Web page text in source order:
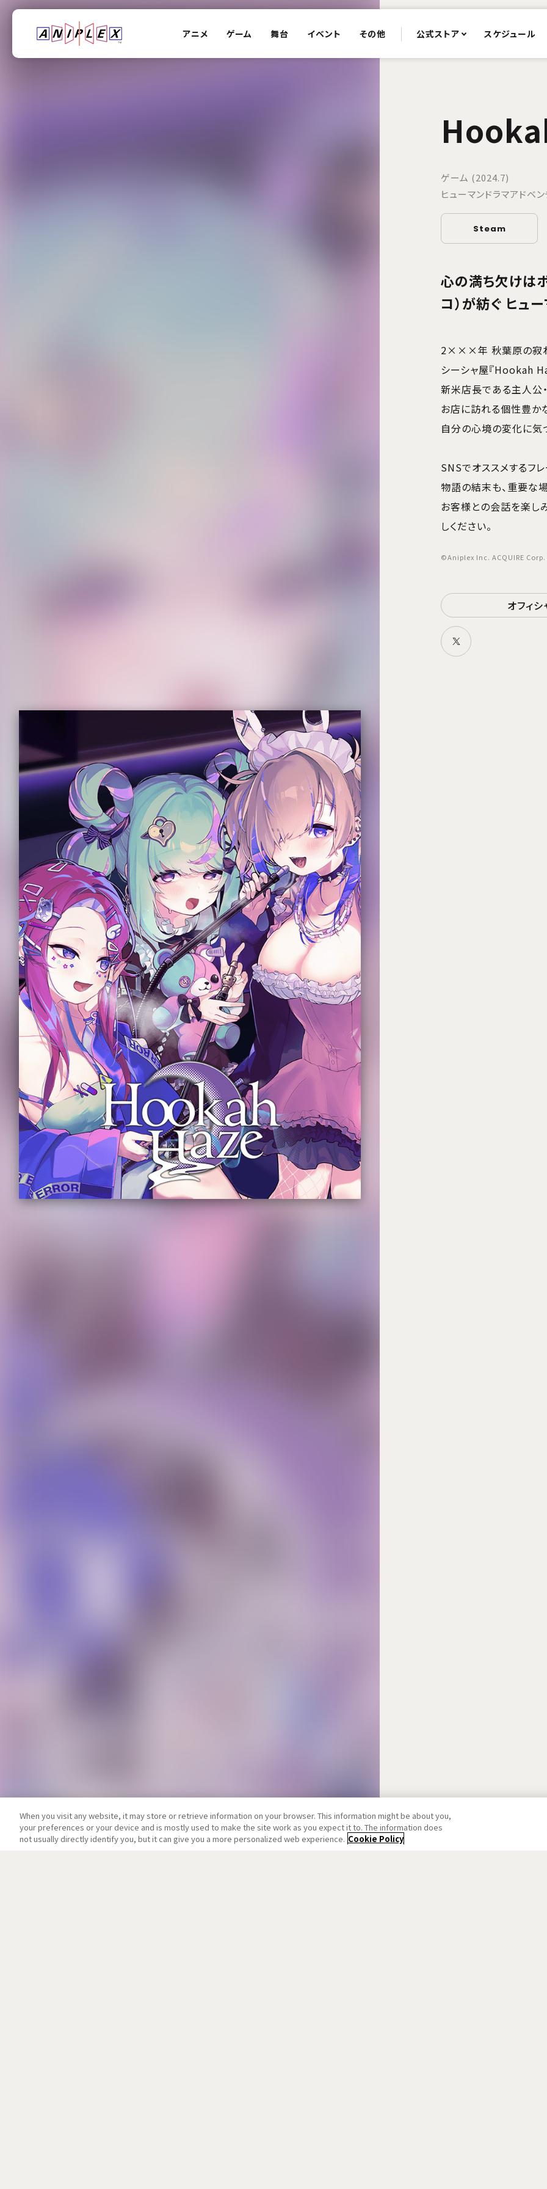
アニメ ゲーム 舞台 イベント その他 公式ストア スケジュール
ゲーム (2024.7)
ヒューマンドラマアドベ
Steam
心の満ち欠けはボ
コ）が紡ぐ ヒュ
2×××年 秋葉原の寂
シーシャ屋『Hookah
新米店長である主人公・
お店に訪れる個性豊か
自分の心境の変化に気
SNSでオススメするフ
物語の結末も、重要な
お客様との会話を楽し
しください。
©Aniplex Inc. ACQUIRE
オフィシ
When you visit any website, it may store or retrieve information on your browser. This information might be about you,
your preferences or your device and is mostly used to make the site work as you expect it to. The information does
not usually directly identify you, but it can give you a more personalized web experience. Cookie Policy